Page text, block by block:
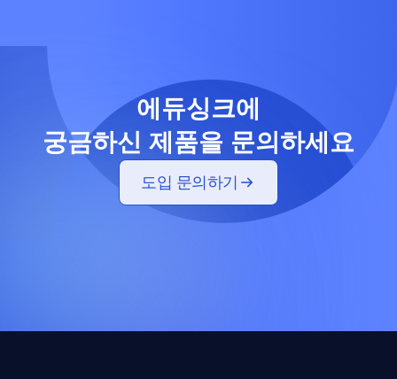
에듀싱크에
궁금하신 제품을 문의하세요
도입 문의하기